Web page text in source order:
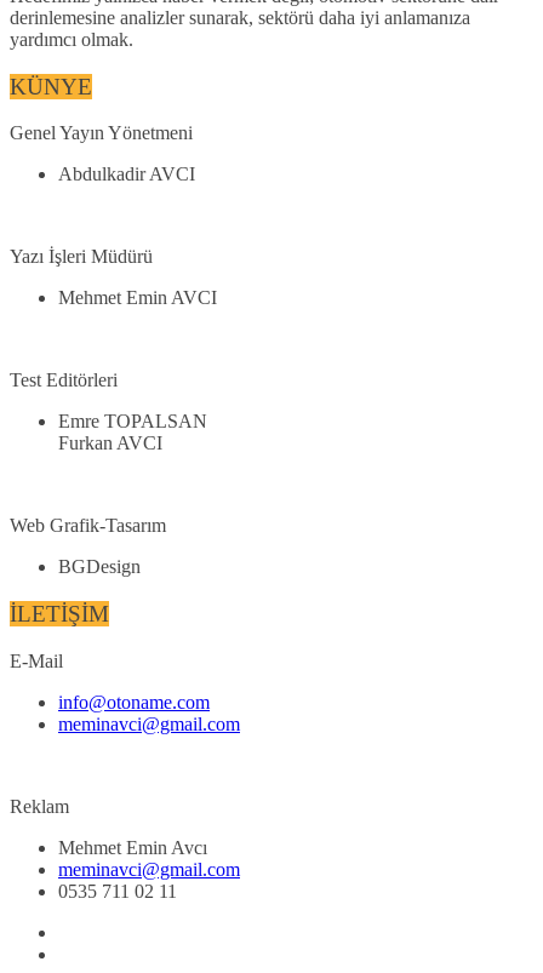
derinlemesine analizler sunarak, sektörü daha iyi anlamanıza
yardımcı olmak.
KÜNYE
Genel Yayın Yönetmeni
Abdulkadir AVCI
Yazı İşleri Müdürü
Mehmet Emin AVCI
Test Editörleri
Emre TOPALSAN
Furkan AVCI
Web Grafik-Tasarım
BGDesign
İLETİŞİM
E-Mail
info@otoname.com
meminavci@gmail.com
Reklam
Mehmet Emin Avcı
meminavci@gmail.com
0535 711 02 11